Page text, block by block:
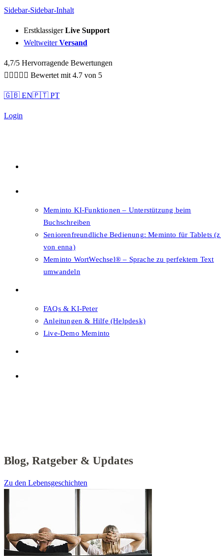
Sidebar-Sidebar-Inhalt
ErstklassigerLive Support
WeltweiterVersand
4,7/5 Hervorragende Bewertungen
     Bewertet mit 4.7 von 5
🇬🇧 EN🇵🇹 PT
Login
Meminto KI-Funktionen – Unterstützung beim
Buchschreiben
Seniorenfreundliche Bedienung: Meminto für Tablets
von enna)
Meminto WortWechsel® – Sprache zu perfektem Text
umwandeln
FAQs & KI-Peter
Anleitungen & Hilfe (Helpdesk)
Live-Demo Meminto
Blog, Ratgeber & Updates
Zu den Lebensgeschichten